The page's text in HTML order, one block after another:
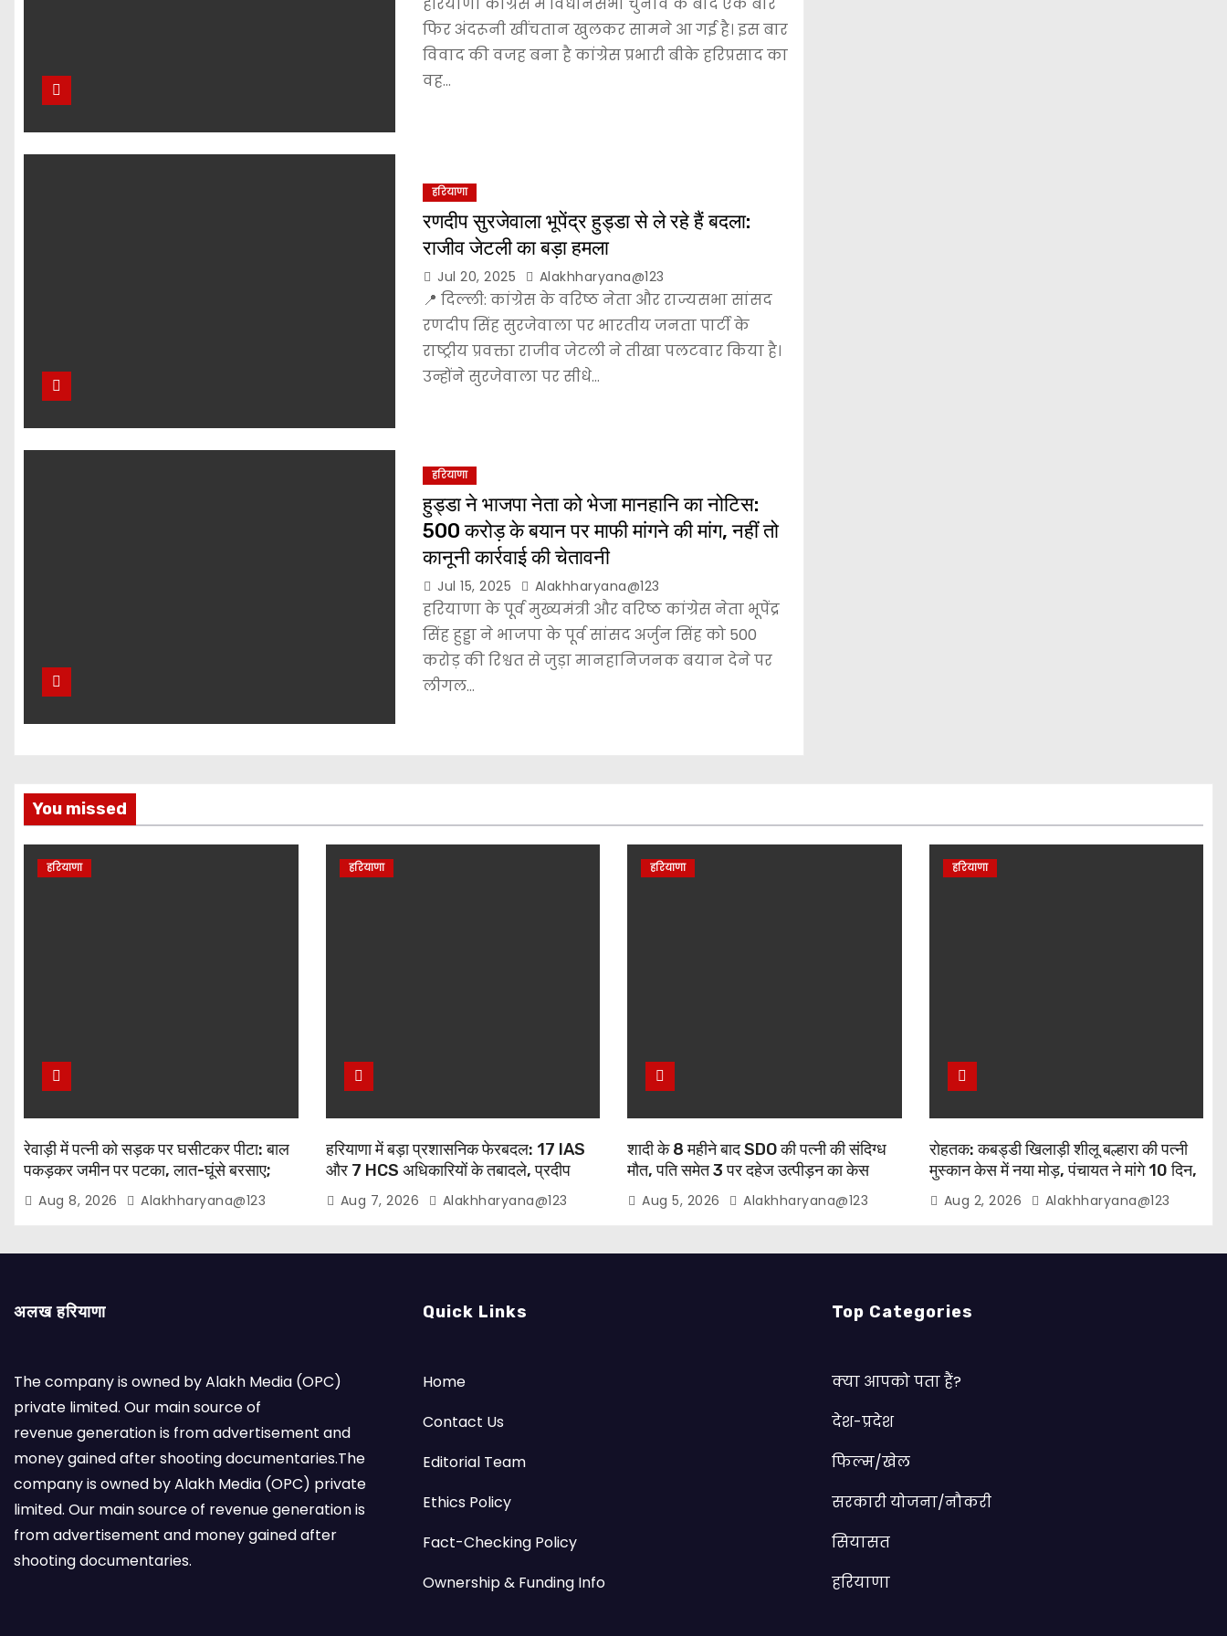
फिर अंदरूनी खींचतान खुलकर सामने आ गई है। इस बार
विवाद की वजह बना है कांग्रेस प्रभारी बीके हरिप्रसाद का
वह…
हरियाणा
रणदीप सुरजेवाला भूपेंद्र हुड्डा से ले रहे हैं बदला:
राजीव जेटली का बड़ा हमला
Jul 20, 2025 Alakhharyana@123
📍 दिल्ली: कांग्रेस के वरिष्ठ नेता और राज्यसभा सांसद
रणदीप सिंह सुरजेवाला पर भारतीय जनता पार्टी के
राष्ट्रीय प्रवक्ता राजीव जेटली ने तीखा पलटवार किया है।
उन्होंने सुरजेवाला पर सीधे…
हरियाणा
हुड्डा ने भाजपा नेता को भेजा मानहानि का नोटिस:
500 करोड़ के बयान पर माफी मांगने की मांग, नहीं तो
कानूनी कार्रवाई की चेतावनी
Jul 15, 2025 Alakhharyana@123
हरियाणा के पूर्व मुख्यमंत्री और वरिष्ठ कांग्रेस नेता भूपेंद्र
सिंह हुड्डा ने भाजपा के पूर्व सांसद अर्जुन सिंह को 500
करोड़ की रिश्वत से जुड़ा मानहानिजनक बयान देने पर
लीगल…
You missed
हरियाणा
रेवाड़ी में पत्नी को सड़क पर घसीटकर पीटा: बाल
पकड़कर जमीन पर पटका, लात-घूंसे बरसाए;
महिला चीखती रही- “मम्मी… मम्मी”
Aug 8, 2026 Alakhharyana@123
हरियाणा
हरियाणा में बड़ा प्रशासनिक फेरबदल: 17 IAS
और 7 HCS अधिकारियों के तबादले, प्रदीप
दहिया की 24 घंटे में गुरुग्राम वापसी
Aug 7, 2026 Alakhharyana@123
हरियाणा
शादी के 8 महीने बाद SDO की पत्नी की संदिग्ध
मौत, पति समेत 3 पर दहेज उत्पीड़न का केस
Aug 5, 2026 Alakhharyana@123
हरियाणा
रोहतक: कबड्डी खिलाड़ी शीलू बल्हारा की पत्नी
मुस्कान केस में नया मोड़, पंचायत ने मांगे 10 दिन,
शीलू समेत 3 हिरासत में
Aug 2, 2026 Alakhharyana@123
अलख हरियाणा
The company is owned by Alakh Media (OPC)
private limited. Our main source of
revenue generation is from advertisement and
money gained after shooting documentaries.The
company is owned by Alakh Media (OPC) private
limited. Our main source of revenue generation is
from advertisement and money gained after
shooting documentaries.
Quick Links
Home
Contact Us
Editorial Team
Ethics Policy
Fact-Checking Policy
Ownership & Funding Info
Top Categories
क्या आपको पता हैं?
देश-प्रदेश
फिल्म/खेल
सरकारी योजना/नौकरी
सियासत
हरियाणा